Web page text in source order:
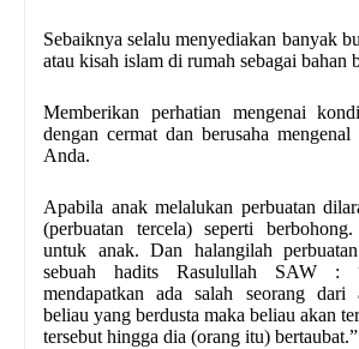
Sebaiknya selalu menyediakan banyak
atau kisah islam di rumah sebagai bahan
Memberikan perhatian mengenai
dengan cermat dan berusaha mengenal
Anda.
Apabila anak melalukan perbuatan
(perbuatan tercela) seperti
untuk anak. Dan halangilah
sebuah hadits Rasulullah SAW :
mendapatkan ada salah seorang dari
beliau yang berdusta maka beliau akan
tersebut hingga dia (orang itu)